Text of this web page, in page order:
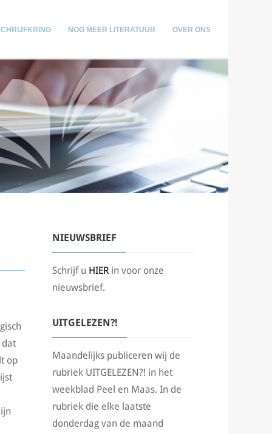
NOG MEER LITERATUUR OVER ONS
dat
op
NIEUWSBRIEF
Schrijf u HIER in voor onze
nieuwsbrief.
UITGELEZEN?!
Maandelijks publiceren wij de
rubriek UITGELEZEN?! in het
weekblad Peel en Maas. In de
rubriek die elke laatste
donderdag van de maand